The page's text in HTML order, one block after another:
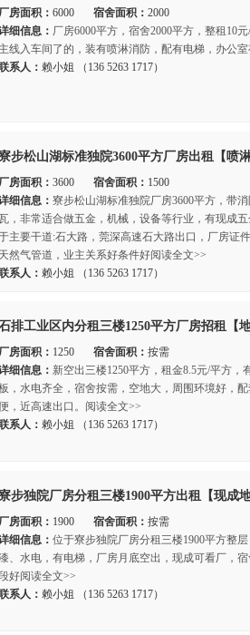
房面积： 6000 宿舍面积： 2000
细信息： 厂房6000平方，宿舍2000平方，整租10
主线入车间了的，装有喷淋消防，配有电梯，办公
系人： 赖小姐 （136 5263 1717）
步松山湖标准独院3600平方厂房出租【喷
房面积： 3600 宿舍面积： 1500
细信息： 寮步松山湖标准独院厂房3600平方，带
，非常适合做五金，机械，设备等行业，有现成
主要干道:石大路，莞深高速石大路出口，厂房证
天然气管道，业主关系好条件好阅读全文>>
系人： 赖小姐 （136 5263 1717）
排工业区内分租三楼1250平方厂房招租【地
房面积： 1250 宿舍面积： 按需
细信息： 新空出三楼1250平方，租金8.5元/平方
，水电齐全，宿舍按需，空地大，周围环境好，
，近高速出口。阅读全文>>
系人： 赖小姐 （136 5263 1717）
步独院厂房分租三楼1900平方出租【现成
房面积： 1900 宿舍面积： 按需
细信息： 位于寮步独院厂房分租三楼1900平方整
、水电，有电梯，厂房月底空出，现成可看厂，
好阅读全文>>
系人： 赖小姐 （136 5263 1717）